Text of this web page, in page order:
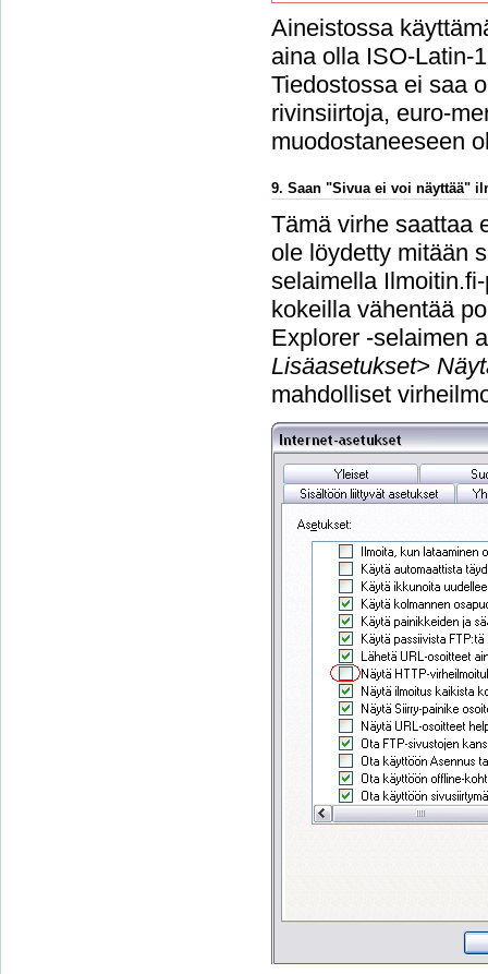
Aineistossa
aina olla ISO-Latin-
Tiedostossa ei saa
rivinsiirtoja, euro-
muodostaneeseen
9. Saan "Sivua ei voi näyttää"
Tämä virhe saattaa
ole löydetty mitään
selaimella
kokeilla vähentää
Explorer -selaimen
Lisäasetukset>
mahdolliset